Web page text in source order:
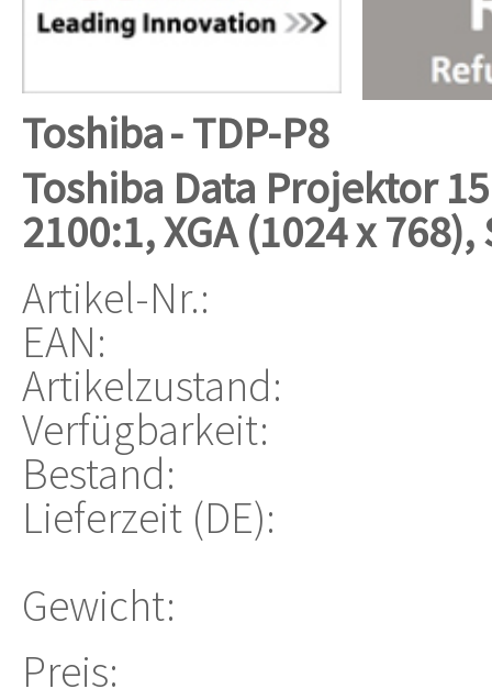
Toshiba- TDP-P8
Toshiba Data Projektor
2100:1, XGA (1024 x 768),
Artikel-Nr.:
EAN:
Artikelzustand:
Verfügbarkeit:
Bestand:
Lieferzeit (DE):
Gewicht:
Preis: